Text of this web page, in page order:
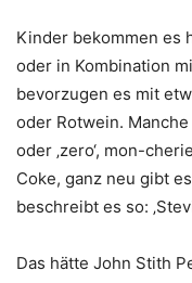
Kinder bekommen es
oder in Kombination
bevorzugen es mit
oder Rotwein. Manche
oder ‚zero‘, mon-
Coke, ganz neu gibt
beschreibt es so:
Das hätte John Stith